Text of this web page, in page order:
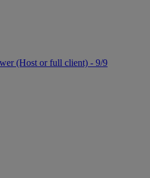
(Host or full client) - 9/9